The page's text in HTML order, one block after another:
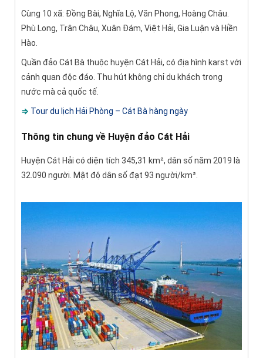
Cùng 10 xã: Đồng Bài, Nghĩa Lộ, Văn Phong, Hoàng Châu.
Phù Long, Trân Châu, Xuân Đám, Việt Hải, Gia Luận và Hiền
Hào.
Quần đảo Cát Bà thuộc huyện Cát Hải, có địa hình karst với
cảnh quan độc đáo. Thu hút không chỉ du khách trong
nước mà cả quốc tế.
⇒ Tour du lịch Hải Phòng – Cát Bà hàng ngày
Thông tin chung về Huyện đảo Cát Hải
Huyện Cát Hải có diện tích 345,31 km², dân số năm 2019 là
32.090 người. Mật độ dân số đạt 93 người/km².